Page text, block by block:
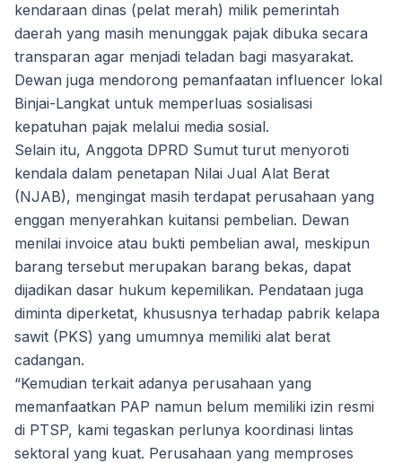
kendaraan dinas (pelat merah) milik pemerintah
daerah yang masih menunggak pajak dibuka secara
transparan agar menjadi teladan bagi masyarakat.
Dewan juga mendorong pemanfaatan influencer lokal
Binjai-Langkat untuk memperluas sosialisasi
kepatuhan pajak melalui media sosial.
Selain itu, Anggota DPRD Sumut turut menyoroti
kendala dalam penetapan Nilai Jual Alat Berat
(NJAB), mengingat masih terdapat perusahaan yang
enggan menyerahkan kuitansi pembelian. Dewan
menilai invoice atau bukti pembelian awal, meskipun
barang tersebut merupakan barang bekas, dapat
dijadikan dasar hukum kepemilikan. Pendataan juga
diminta diperketat, khususnya terhadap pabrik kelapa
sawit (PKS) yang umumnya memiliki alat berat
cadangan.
“Kemudian terkait adanya perusahaan yang
memanfaatkan PAP namun belum memiliki izin resmi
di PTSP, kami tegaskan perlunya koordinasi lintas
sektoral yang kuat. Perusahaan yang memproses